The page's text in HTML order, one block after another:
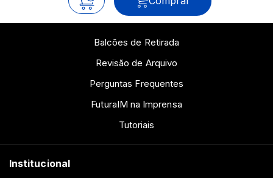
Balcões de Retirada
Revisão de Arquivo
Perguntas Frequentes
FuturaIM na Imprensa
Tutoriais
Institucional